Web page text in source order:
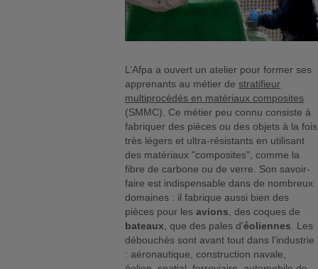
L’Afpa a ouvert un atelier pour former ses
apprenants au métier destratifieur
multiprocédés en matériaux composites
(SMMC). Ce métier peu connu consiste à
fabriquer des pièces ou des objets à la fois
très légers et ultra-résistants en utilisant
des matériaux "composites", comme la
fibre de carbone ou de verre. Son savoir-
faire est indispensable dans de nombreux
domaines : il fabrique aussi bien des
pièces pour lesavions, des coques de
bateaux, que des pales d'éoliennes. Les
débouchés sont avant tout dans l'industrie
: aéronautique, construction navale,